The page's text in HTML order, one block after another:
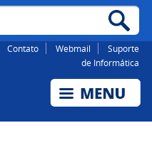
Contato Webmail
Suporte
de Informática